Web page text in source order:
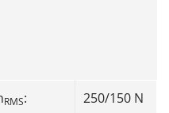
RMS: 250/150 N